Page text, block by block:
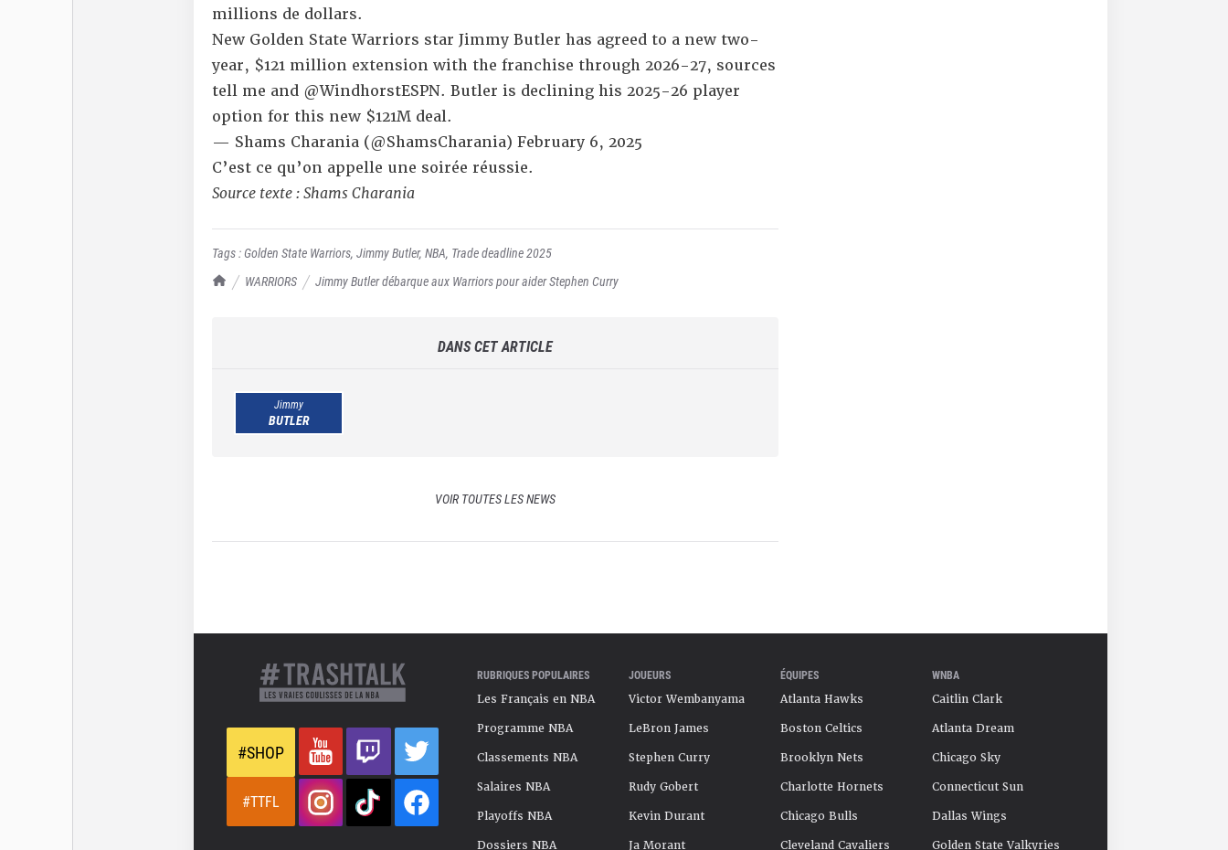
TrashTalk Actu NBA
WARRIORS Jimmy Butler débarque aux Warriors pour aider Stephen Curry
millions de dollars.
New Golden State Warriors star Jimmy Butler has agreed to a new two-
year, $121 million extension with the franchise through 2026-27, sources
tell me and @WindhorstESPN. Butler is declining his 2025-26 player
option for this new $121M deal.
— Shams Charania (@ShamsCharania) February 6, 2025
C’est ce qu’on appelle une soirée réussie.
Source texte : Shams Charania
Tags :Golden State Warriors, Jimmy Butler, NBA, Trade deadline 2025
DANS CET ARTICLE
Jimmy
BUTLER
VOIR TOUTES LES NEWS
#SHOP
#TTFL
RUBRIQUES POPULAIRES
Les Français en NBA
Programme NBA
Classements NBA
Salaires NBA
Playoffs NBA
Dossiers NBA
JOUEURS
Victor Wembanyama
LeBron James
Stephen Curry
Rudy Gobert
Kevin Durant
Ja Morant
ÉQUIPES
Atlanta Hawks
Boston Celtics
Brooklyn Nets
Charlotte Hornets
Chicago Bulls
Cleveland Cavaliers
WNBA
Caitlin Clark
Atlanta Dream
Chicago Sky
Connecticut Sun
Dallas Wings
Golden State Valkyries